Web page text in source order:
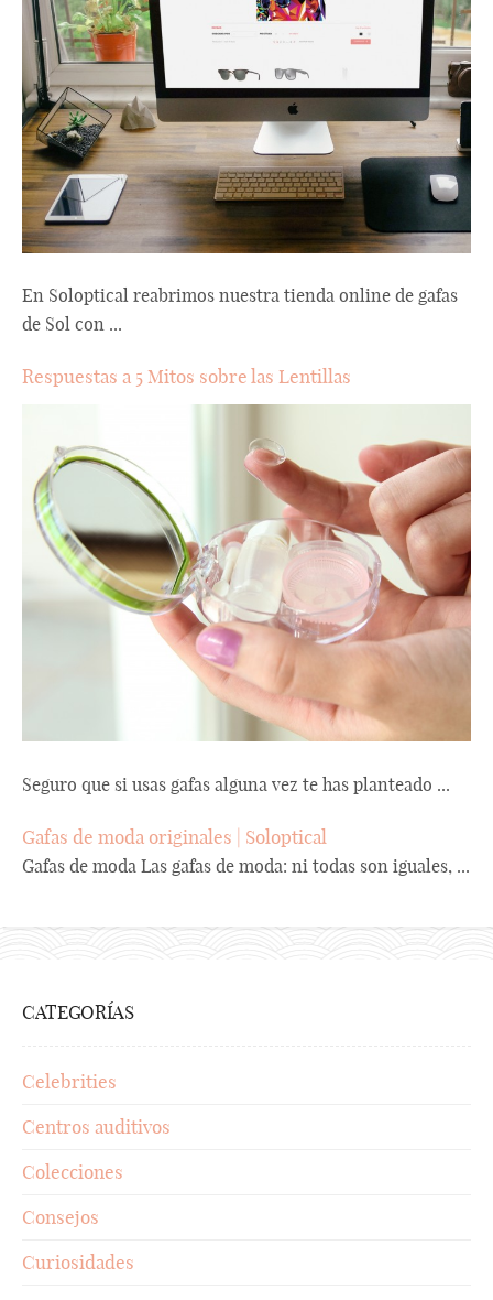
En Soloptical reabrimos nuestra tienda online de gafas
de Sol con ...
Respuestas a 5 Mitos sobre las Lentillas
Seguro que si usas gafas alguna vez te has planteado ...
Gafas de moda originales | Soloptical
Gafas de moda Las gafas de moda: ni todas son iguales, ...
CATEGORÍAS
Celebrities
Centros auditivos
Colecciones
Consejos
Curiosidades